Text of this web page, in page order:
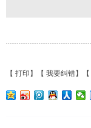
【 打印 】【 我要纠错】【